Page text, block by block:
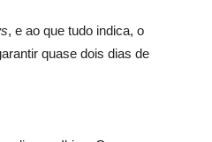
, e ao que tudo indica, o
quase dois dias de